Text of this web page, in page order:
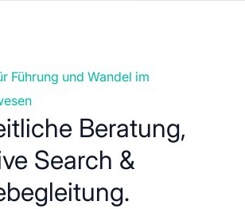
Führung und Wandel im
Beratung,
Search &